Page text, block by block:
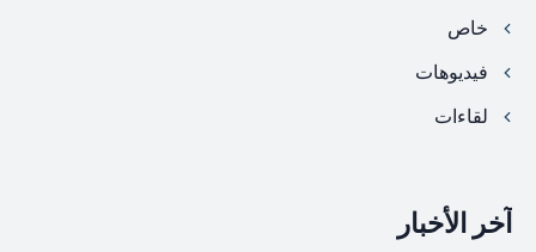
خاص
فيديوهات
لقاءات
آخر الأخبار